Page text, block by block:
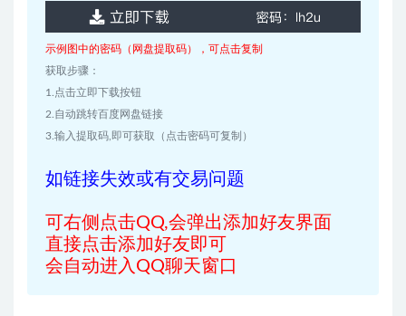
示例图中的密码（网盘提取码），可点击复制
获取步骤：
1.点击立即下载按钮
2.自动跳转百度网盘链接
3.输入提取码,即可获取（点击密码可复制）
如链接失效或有交易问题
可右侧点击QQ,会弹出添加好友界面
直接点击添加好友即可
会自动进入QQ聊天窗口